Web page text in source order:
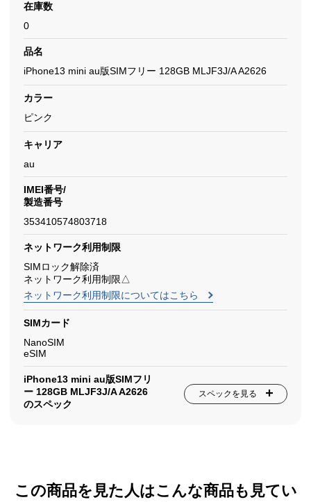
在庫数
0
品名
iPhone13 mini au版SIMフリー 128GB MLJF3J/A A2626
カラー
ピンク
キャリア
au
IMEI番号/
製造番号
353410574803718
ネットワーク利用制限
SIMロック解除済
ネットワーク利用制限△
ネットワーク利用制限についてはこちら
SIMカード
NanoSIM
eSIM
iPhone13 mini au版SIMフリ
ー 128GB MLJF3J/A A2626
のスペック
スペックを見る
この商品を見た人はこんな商品も見てい